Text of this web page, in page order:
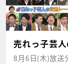
売れっ子芸
8月6日(木)放送